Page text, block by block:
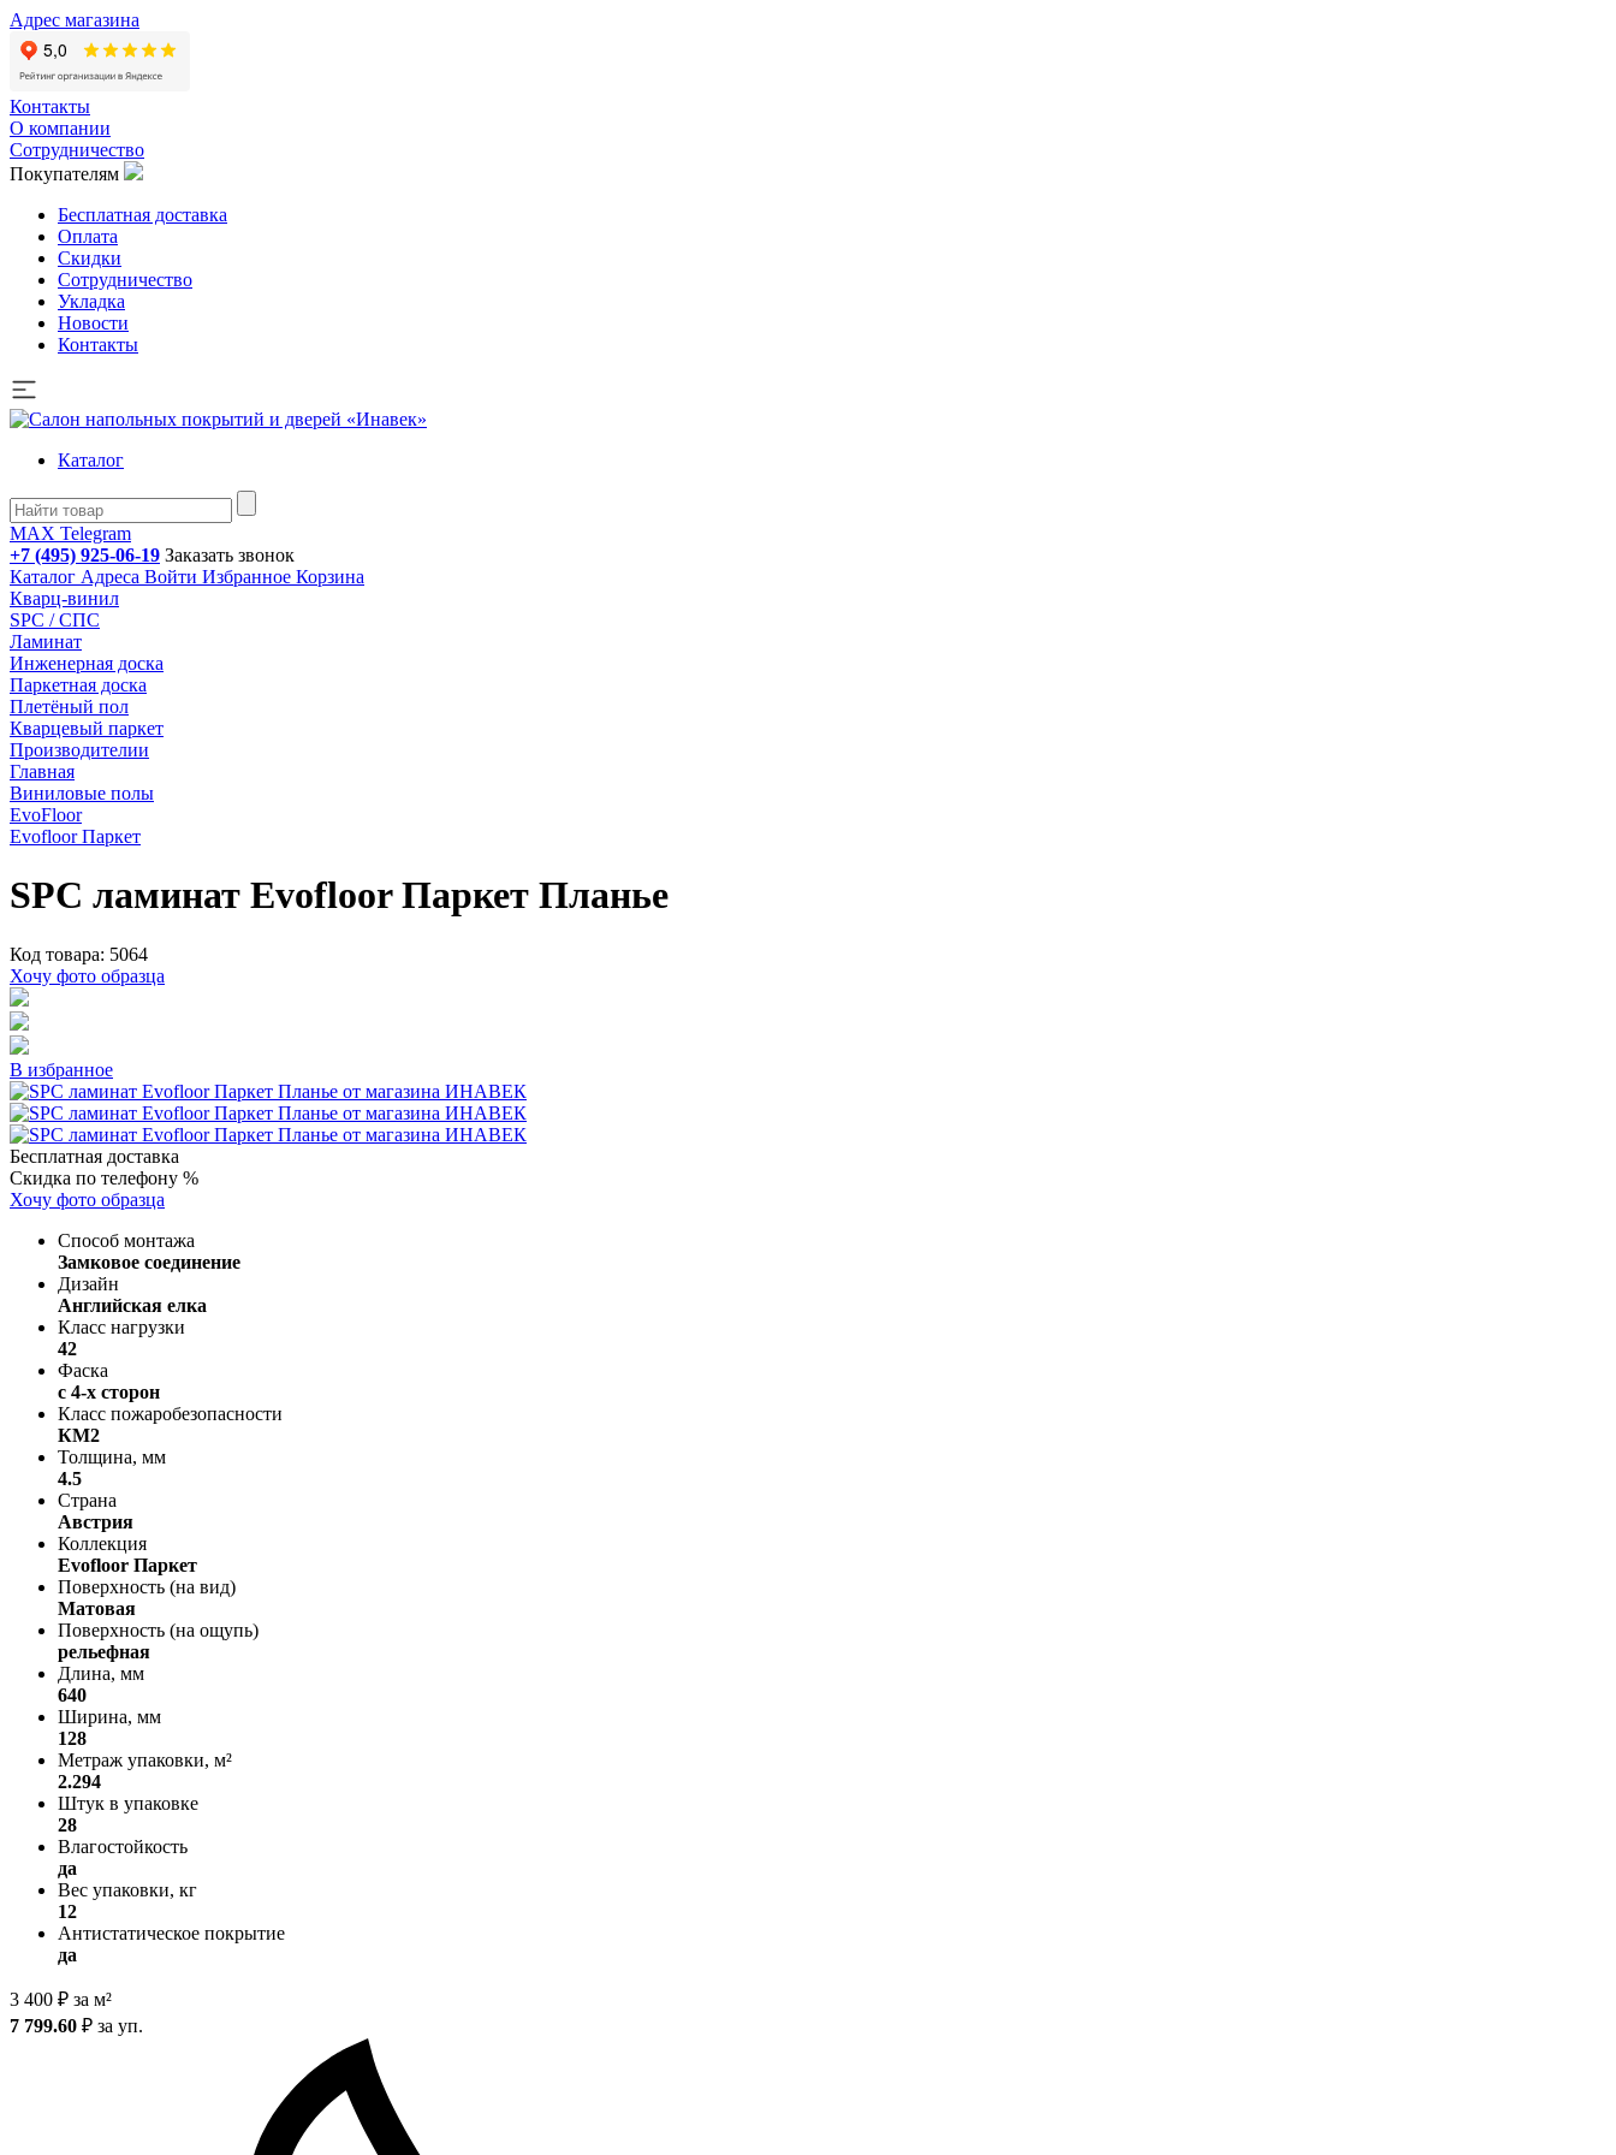
Адрес магазина
Контакты
О компании
Сотрудничество
Покупателям
Бесплатная доставка
Оплата
Скидки
Сотрудничество
Укладка
Новости
Контакты
Каталог
MAX Telegram
+7 (495) 925-06-19 Заказать звонок
Каталог Адреса Войти Избранное Корзина
Кварц-винил
SPC / СПС
Ламинат
Инженерная доска
Паркетная доска
Плетёный пол
Кварцевый паркет
Производителии
Главная
Виниловые полы
EvoFloor
Evofloor Паркет
SPC ламинат Evofloor Паркет Планье
Код товара: 5064
Хочу фото образца
В избранное
Бесплатная доставка
Скидка по телефону %
Хочу фото образца
Способ монтажа
Замковое соединение
Дизайн
Английская елка
Класс нагрузки
42
Фаска
с 4-х сторон
Класс пожаробезопасности
КМ2
Толщина, мм
4.5
Страна
Австрия
Коллекция
Evofloor Паркет
Поверхность (на вид)
Матовая
Поверхность (на ощупь)
рельефная
Длина, мм
640
Ширина, мм
128
Метраж упаковки, м²
2.294
Штук в упаковке
28
Влагостойкость
да
Вес упаковки, кг
12
Антистатическое покрытие
да
3 400 ₽ за м²
7 799.60 ₽ за уп.